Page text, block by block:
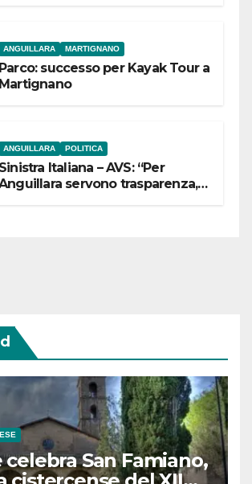
ANGUILLARA MARTIGNANO
Parco: successo per Kayak Tour a
Martignano
ANGUILLARA POLITICA
Sinistra Italiana – AVS: “Per
servono trasparenza,
celebra San Famiano,